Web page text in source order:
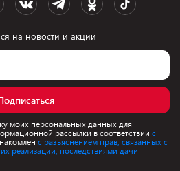
на новости и акции
моих персональных данных для
рассылки в соответствии с
с разъяснением прав, связанных с
реализации, последствиями дачи